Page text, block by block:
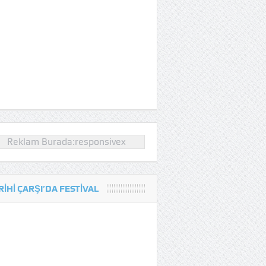
Reklam Burada:responsivex
ÇARŞI’DA FESTIVAL